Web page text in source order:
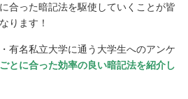
合った暗記法を駆使していくことが皆
ります！
有名私立大学に通う大学生へのアンケ
とに合った効率の良い暗記法を紹介し